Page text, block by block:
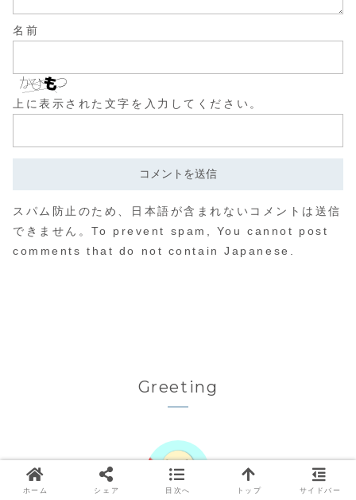
名前
上に表示された文字を入力してください。
スパム防止のため、日本語が含まれないコメントは送信
できません。To prevent spam, You cannot post
comments that do not contain Japanese.
Greeting
ホーム シェア 目次へ トップ サイドバー